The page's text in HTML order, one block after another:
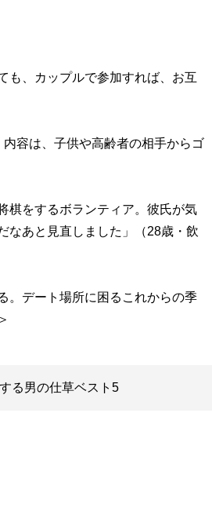
も、カップルで参加すれば、お互
容は、子供や高齢者の相手からゴ
棋をするボランティア。彼氏が気
なあと見直しました」（28歳・飲
。デート場所に困るこれからの季
る男の仕草ベスト5